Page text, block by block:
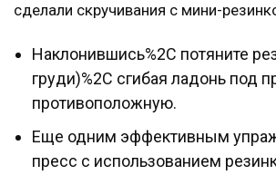
сделали скручивания с мини-
Наклонившись%2C потяните
груди)%2C сгибая ладонь под
противоположную.
Еще одним эффективным
пресс с использованием